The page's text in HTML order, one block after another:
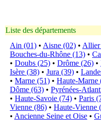
Liste des départements
Ain (01) • Aisne (02) • Allier
Bouches-du-Rhône (13) •
• Doubs (25) • Drôme (26) •
Isère (38) • Jura (39) •
• Marne (51) • Haute-Marne
Dôme (63) • Pyrénées-
• Haute-Savoie (74) • Paris
Vienne (86) • Haute-Vienne
• Ancienne Seine et Oise •